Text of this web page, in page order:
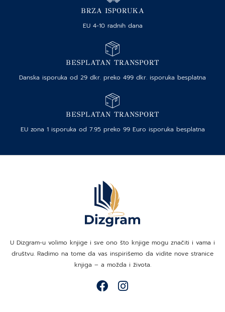
BRZA ISPORUKA
EU 4-10 radnih dana
BESPLATAN TRANSPORT
Danska isporuka od 29 dkr. preko 499 dkr. isporuka besplatna
BESPLATAN TRANSPORT
EU zona 1 isporuka od 7.95 preko 99 Euro isporuka besplatna
U Dizgram-u volimo knjige i sve ono što knjige mogu značiti i vama i
društvu. Radimo na tome da vas inspirišemo da vidite nove stranice
knjiga – a možda i života.
F
I